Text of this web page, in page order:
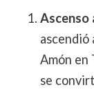
Ascenso
ascendió
Amón en
se